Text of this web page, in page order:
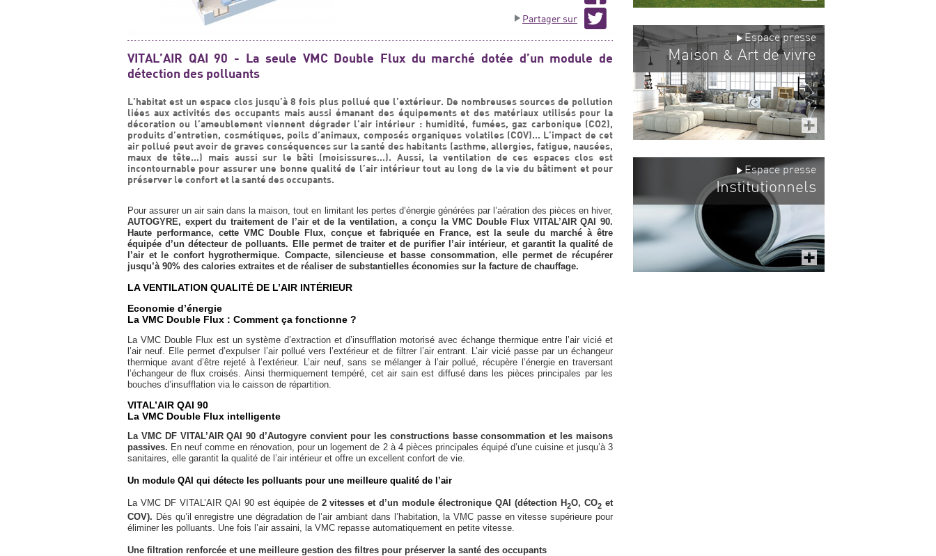
Partager sur
VITAL’AIR QAI 90 - La seule VMC Double Flux du marché dotée d’un module de
détection des polluants
L’habitat est un espace clos jusqu’à 8 fois plus pollué que l’extérieur. De nombreuses sources de pollution
liées aux activités des occupants mais aussi émanant des équipements et des matériaux utilisés pour la
décoration ou l’ameublement viennent dégrader l’air intérieur : humidité, fumées, gaz carbonique (CO2),
produits d’entretien, cosmétiques, poils d’animaux, composés organiques volatiles (COV)... L’impact de cet
air pollué peut avoir de graves conséquences sur la santé des habitants (asthme, allergies, fatigue, nausées,
maux de tête...) mais aussi sur le bâti (moisissures...). Aussi, la ventilation de ces espaces clos est
incontournable pour assurer une bonne qualité de l’air intérieur tout au long de la vie du bâtiment et pour
préserver le confort et la santé des occupants.
Pour assurer un air sain dans la maison, tout en limitant les pertes d’énergie générées par l’aération des pièces en hiver,
AUTOGYRE, expert du traitement de l’air et de la ventilation, a conçu la VMC Double Flux VITAL’AIR QAI 90.
Haute performance, cette VMC Double Flux, conçue et fabriquée en France, est la seule du marché à être
équipée d’un détecteur de polluants. Elle permet de traiter et de purifier l’air intérieur, et garantit la qualité de
l’air et le confort hygrothermique. Compacte, silencieuse et basse consommation, elle permet de récupérer
jusqu’à 90% des calories extraites et de réaliser de substantielles économies sur la facture de chauffage.
LA VENTILATION QUALITÉ DE L’AIR INTÉRIEUR
Economie d’énergie
La VMC Double Flux : Comment ça fonctionne ?
La VMC Double Flux est un système d’extraction et d’insufflation motorisé avec échange thermique entre l’air vicié et
l’air neuf. Elle permet d’expulser l’air pollué vers l’extérieur et de filtrer l’air entrant. L’air vicié passe par un échangeur
thermique avant d’être rejeté à l’extérieur. L’air neuf, sans se mélanger à l’air pollué, récupère l’énergie en traversant
l’échangeur de flux croisés. Ainsi thermiquement tempéré, cet air sain est diffusé dans les pièces principales par les
bouches d’insufflation via le caisson de répartition.
VITAL’AIR QAI 90
La VMC Double Flux intelligente
La VMC DF VITAL’AIR QAI 90 d’Autogyre convient pour les constructions basse consommation et les maisons
passives. En neuf comme en rénovation, pour un logement de 2 à 4 pièces principales équipé d’une cuisine et jusqu’à 3
sanitaires, elle garantit la qualité de l’air intérieur et offre un excellent confort de vie.
Un module QAI qui détecte les polluants pour une meilleure qualité de l’air
La VMC DF VITAL’AIR QAI 90 est équipée de2 vitesses et d’un module électronique QAI (détection H2O, CO2 et
COV). Dès qu’il enregistre une dégradation de l’air ambiant dans l’habitation, la VMC passe en vitesse supérieure pour
éliminer les polluants. Une fois l’air assaini, la VMC repasse automatiquement en petite vitesse.
Une filtration renforcée et une meilleure gestion des filtres pour préserver la santé des occupants
Espace presse
Maison & Art de vivre
Espace presse
Institutionnels